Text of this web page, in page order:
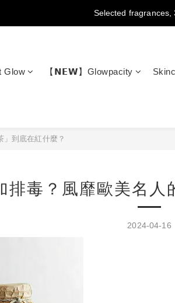
New members get NT$100 credit, plus
Selected fragrances,
New members get NT$100 credit, plus
Glow 【𝗡𝗘𝗪】Glowpacity
」到底在紅什麼？
排毒？風靡歐美名人
2024-04-16